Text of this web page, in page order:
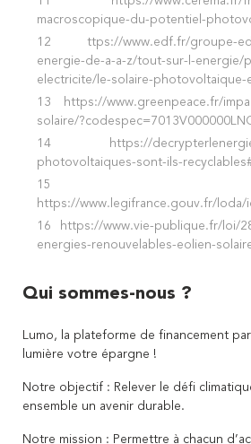
macroscopique-du-potentiel-
12 ttps://www.edf.fr/groupe-
energie-de-a-a-z/tout-sur-l-energie/
electricite/le-solaire-photovoltaique-
13
https://www.greenpeace.fr/
solaire/
14
https://
photovoltaiques-sont-ils-
15
https://www.legifrance.gouv.fr/loda/
16
https://www.vie-publique.fr/loi/
energies-renouvelables-eolien-
Qui sommes-nous ?
Lumo, la plateforme de financement
lumière votre épargne !
Notre objectif : Relever le défi
ensemble un avenir durable.
Notre mission : Permettre à chacun